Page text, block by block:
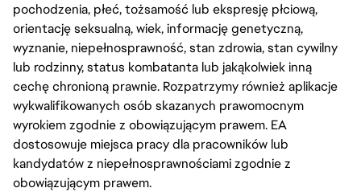
pochodzenia, płeć, tożsamość lub ekspresję płciową,
orientację seksualną, wiek, informację genetyczną,
wyznanie, niepełnosprawność, stan zdrowia, stan cywilny
lub rodzinny, status kombatanta lub jakąkolwiek inną
cechę chronioną prawnie. Rozpatrzymy również aplikacje
wykwalifikowanych osób skazanych prawomocnym
wyrokiem zgodnie z obowiązującym prawem. EA
dostosowuje miejsca pracy dla pracowników lub
kandydatów z niepełnosprawnościami zgodnie z
obowiązującym prawem.